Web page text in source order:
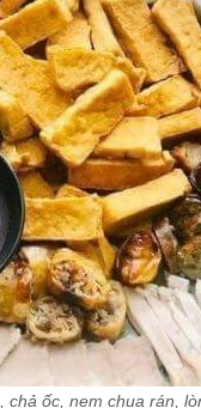
, chả ốc, nem chua rán,